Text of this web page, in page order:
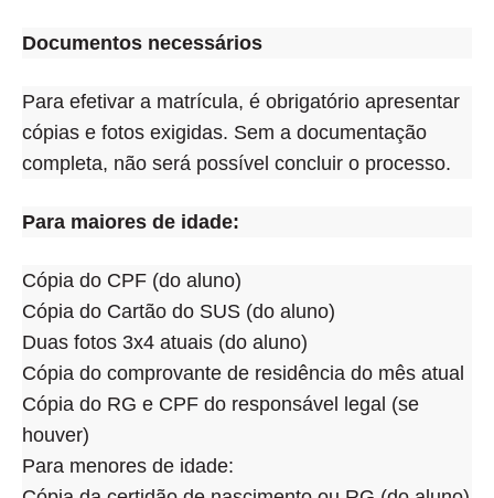
Documentos necessários
Para efetivar a matrícula, é obrigatório apresentar
cópias e fotos exigidas. Sem a documentação
completa, não será possível concluir o processo.
Para maiores de idade:
Cópia do CPF (do aluno)
Cópia do Cartão do SUS (do aluno)
Duas fotos 3x4 atuais (do aluno)
Cópia do comprovante de residência do mês atual
Cópia do RG e CPF do responsável legal (se
houver)
Para menores de idade: